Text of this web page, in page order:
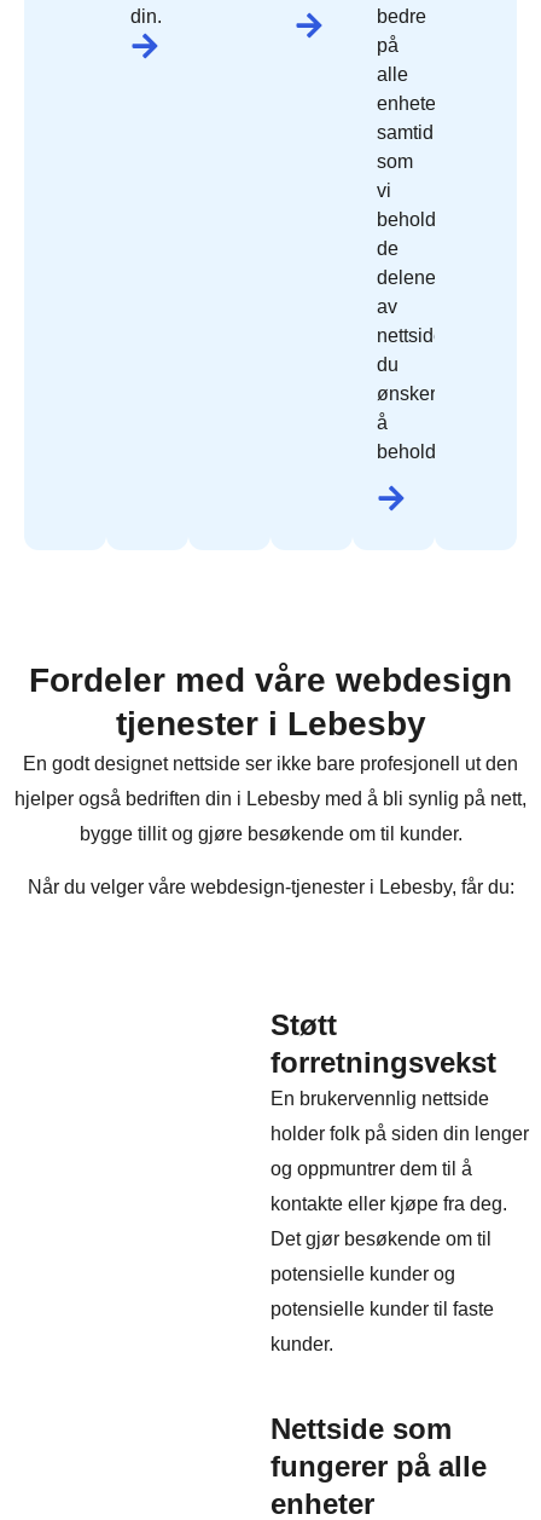
din.
bedre
på
alle
enheter,
samtidig
som
vi
beholder
de
delene
av
nettside
du
ønsker
å
beholde.
Fordeler med våre webdesign
tjenester i Lebesby
En godt designet nettside ser ikke bare profesjonell ut den
hjelper også bedriften din i Lebesby med å bli synlig på nett,
bygge tillit og gjøre besøkende om til kunder.
Når du velger våre webdesign-tjenester i Lebesby, får du:
Støtt
forretningsvekst
En brukervennlig nettside
holder folk på siden din lenger
og oppmuntrer dem til å
kontakte eller kjøpe fra deg.
Det gjør besøkende om til
potensielle kunder og
potensielle kunder til faste
kunder.
Nettside som
fungerer på alle
enheter